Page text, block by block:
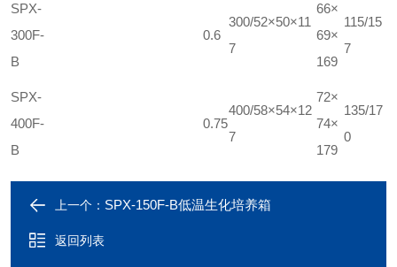
SPX-
300F-
B
0.6
300/52×50×11
7
66×
69×
169
115/15
7
SPX-
400F-
B
0.75
400/58×54×12
7
72×
74×
179
135/17
0
上一个： SPX-150F-B低温生化培养箱
返回列表